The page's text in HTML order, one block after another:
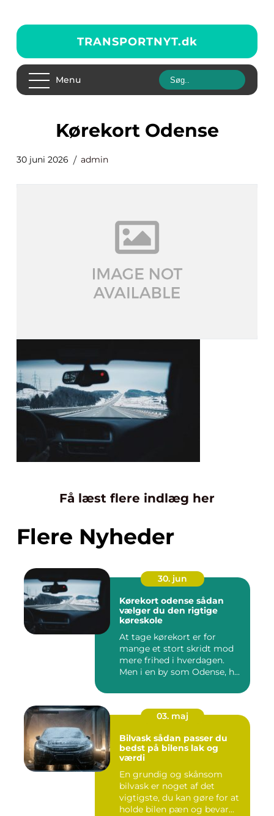
TRANSPORTNYT.dk
Menu
Kørekort Odense
30 juni 2026 admin
Få læst flere indlæg her
Flere Nyheder
30. jun
Kørekort odense sådan
vælger du den rigtige
køreskole
At tage kørekort er for
mange et stort skridt mod
mere frihed i hverdagen.
Men i en by som Odense, h...
03. maj
Bilvask sådan passer du
bedst på bilens lak og
værdi
En grundig og skånsom
bilvask er noget af det
vigtigste, du kan gøre for at
holde bilen pæn og bevar...